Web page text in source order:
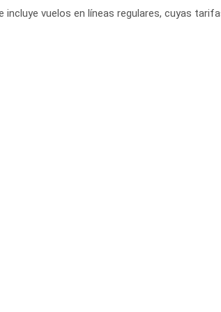
vuelos en líneas regulares, cuyas